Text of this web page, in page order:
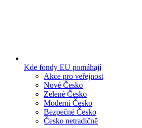
Kde fondy EU pomáhají
Akce pro veřejnost
Nové Česko
Zelené Česko
Moderní Česko
Bezpečné Česko
Česko netradičně